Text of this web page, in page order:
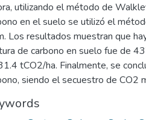
utilizando el método de
en el suelo se utilizó el
Los resultados muestran que
de carbono en suelo fue de
tCO2/ha. Finalmente, se
siendo el secuestro de CO2